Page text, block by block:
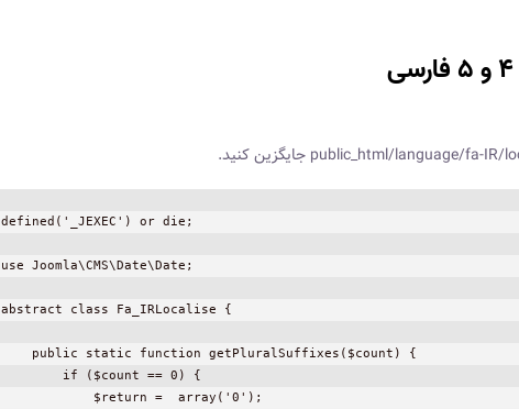
defined('_JEXEC') or die;
use Joomla\CMS\Date\Date;
abstract class Fa_IRLocalise {
    public static function getPluralSuffixes($count) {
        if ($count == 0) {
            $return =  array('0');